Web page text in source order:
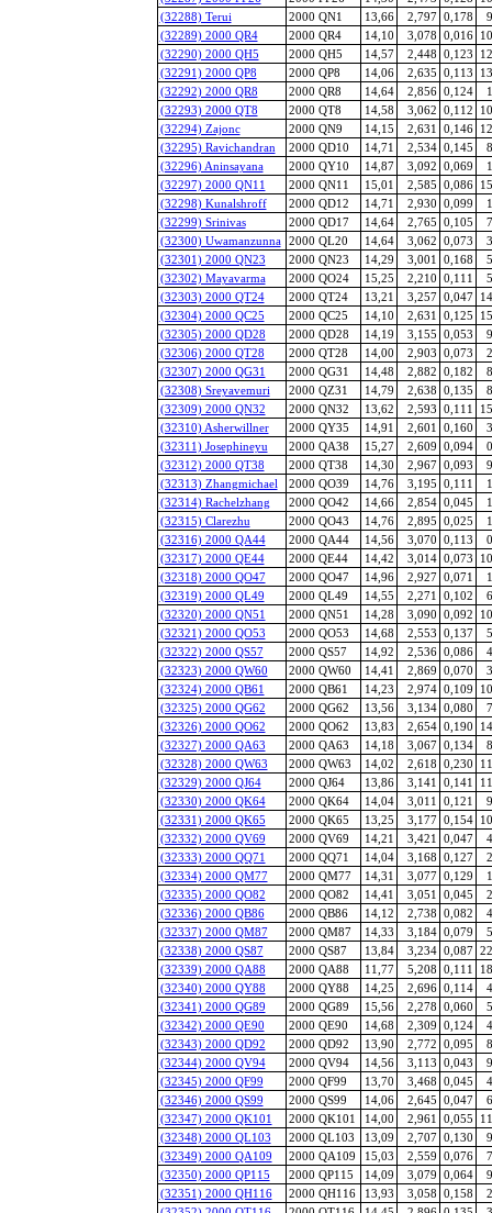
(32288) Terui
2000 QN1 13,66 2,797 0,178
(32289) 2000 QR4
2000 QR4 14,10 3,078 0,016
(32290) 2000 QH5
2000 QH5 14,57 2,448 0,123
(32291) 2000 QP8
2000 QP8 14,06 2,635 0,113
(32292) 2000 QR8
2000 QR8 14,64 2,856 0,124
(32293) 2000 QT8
2000 QT8 14,58 3,062 0,112
(32294) Zajonc
2000 QN9 14,15 2,631 0,146
(32295) Ravichandran
2000 QD10 14,71 2,534 0,145
(32296) Aninsayana
2000 QY10 14,87 3,092 0,069
(32297) 2000 QN11
2000 QN11 15,01 2,585 0,086
(32298) Kunalshroff
2000 QD12 14,71 2,930 0,099
(32299) Srinivas
2000 QD17 14,64 2,765 0,105
(32300) Uwamanzunna
2000 QL20 14,64 3,062 0,073
(32301) 2000 QN23
2000 QN23 14,29 3,001 0,168
(32302) Mayavarma
2000 QO24 15,25 2,210 0,111
(32303) 2000 QT24
2000 QT24 13,21 3,257 0,047
(32304) 2000 QC25
2000 QC25 14,10 2,631 0,125
(32305) 2000 QD28
2000 QD28 14,19 3,155 0,053
(32306) 2000 QT28
2000 QT28 14,00 2,903 0,073
(32307) 2000 QG31
2000 QG31 14,48 2,882 0,182
(32308) Sreyavemuri
2000 QZ31 14,79 2,638 0,135
(32309) 2000 QN32
2000 QN32 13,62 2,593 0,111
(32310) Asherwillner
2000 QY35 14,91 2,601 0,160
(32311) Josephineyu
2000 QA38 15,27 2,609 0,094
(32312) 2000 QT38
2000 QT38 14,30 2,967 0,093
(32313) Zhangmichael
2000 QO39 14,76 3,195 0,111
(32314) Rachelzhang
2000 QO42 14,66 2,854 0,045
(32315) Clarezhu
2000 QO43 14,76 2,895 0,025
(32316) 2000 QA44
2000 QA44 14,56 3,070 0,113
(32317) 2000 QE44
2000 QE44 14,42 3,014 0,073
(32318) 2000 QO47
2000 QO47 14,96 2,927 0,071
(32319) 2000 QL49
2000 QL49 14,55 2,271 0,102
(32320) 2000 QN51
2000 QN51 14,28 3,090 0,092
(32321) 2000 QO53
2000 QO53 14,68 2,553 0,137
(32322) 2000 QS57
2000 QS57 14,92 2,536 0,086
(32323) 2000 QW60
2000 QW60 14,41 2,869 0,070
(32324) 2000 QB61
2000 QB61 14,23 2,974 0,109
(32325) 2000 QG62
2000 QG62 13,56 3,134 0,080
(32326) 2000 QO62
2000 QO62 13,83 2,654 0,190
(32327) 2000 QA63
2000 QA63 14,18 3,067 0,134
(32328) 2000 QW63
2000 QW63 14,02 2,618 0,230
(32329) 2000 QJ64
2000 QJ64 13,86 3,141 0,141
(32330) 2000 QK64
2000 QK64 14,04 3,011 0,121
(32331) 2000 QK65
2000 QK65 13,25 3,177 0,154
(32332) 2000 QV69
2000 QV69 14,21 3,421 0,047
(32333) 2000 QQ71
2000 QQ71 14,04 3,168 0,127
(32334) 2000 QM77
2000 QM77 14,31 3,077 0,129
(32335) 2000 QO82
2000 QO82 14,41 3,051 0,045
(32336) 2000 QB86
2000 QB86 14,12 2,738 0,082
(32337) 2000 QM87
2000 QM87 14,33 3,184 0,079
(32338) 2000 QS87
2000 QS87 13,84 3,234 0,087
(32339) 2000 QA88
2000 QA88 11,77 5,208 0,111
(32340) 2000 QY88
2000 QY88 14,25 2,696 0,114
(32341) 2000 QG89
2000 QG89 15,56 2,278 0,060
(32342) 2000 QE90
2000 QE90 14,68 2,309 0,124
(32343) 2000 QD92
2000 QD92 13,90 2,772 0,095
(32344) 2000 QV94
2000 QV94 14,56 3,113 0,043
(32345) 2000 QF99
2000 QF99 13,70 3,468 0,045
(32346) 2000 QS99
2000 QS99 14,06 2,645 0,047
(32347) 2000 QK101
2000 QK101 14,00 2,961 0,055
(32348) 2000 QL103
2000 QL103 13,09 2,707 0,130
(32349) 2000 QA109
2000 QA109 15,03 2,559 0,076
(32350) 2000 QP115
2000 QP115 14,09 3,079 0,064
(32351) 2000 QH116
2000 QH116 13,93 3,058 0,158